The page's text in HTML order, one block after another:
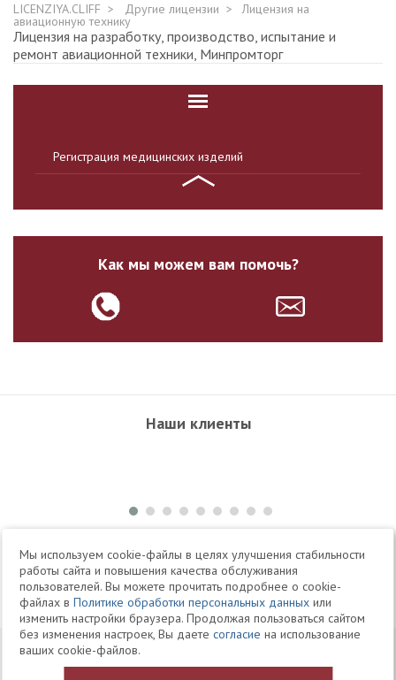
LICENZIYA.CLIFF Другие лицензии Лицензия на
авиационную технику
Лицензия на разработку, производство, испытание и
ремонт авиационной техники, Минпромторг
Регистрация медицинских изделий
Как мы можем вам помочь?
Наши клиенты
+7 495 504-34-61
Telegram Max
© 1994-2026 Юридическая Фирма «Клифф»
Юридические услуги, аудит, офшоры
Мы используем cookie-файлы в целях улучшения стабильности
работы сайта и повышения качества обслуживания
пользователей. Вы можете прочитать подробнее о cookie-
файлах вПолитике обработки персональных данных или
изменить настройки браузера. Продолжая пользоваться сайтом
без изменения настроек, Вы даетесогласие на использование
ваших cookie-файлов.